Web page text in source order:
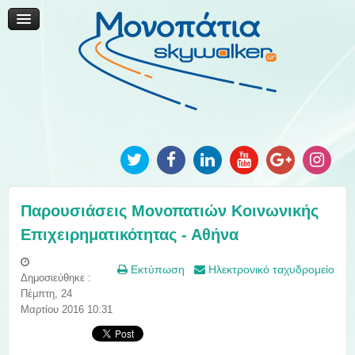
Μονοπάτια Καινοτομίας
Μονοπάτια Τοπικής Ανάπτυξης
Ανακοινώσεις
Φωτογραφίες
Παρουσιάσεις Μονοπατιών Κοινωνικής
Επιχειρηματικότητας - Αθήνα
Εκτύπωση Ηλεκτρονικό ταχυδρομείο
Δημοσιεύθηκε :
Πέμπτη, 24
Μαρτίου 2016 10:31